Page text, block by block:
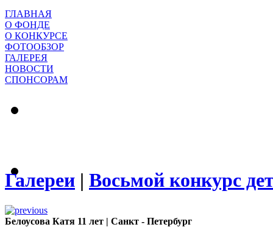
ГЛАВНАЯ
О ФОНДЕ
О КОНКУРСЕ
ФОТООБЗОР
ГАЛЕРЕЯ
НОВОСТИ
СПОНСОРАМ
Галереи | Восьмой конкурс
Белоусова Катя 11 лет | Санкт - Петербург